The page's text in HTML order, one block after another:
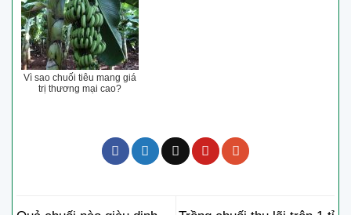
Vì sao chuối tiêu mang giá
trị thương mại cao?